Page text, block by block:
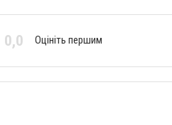
0,0 Оцініть першим